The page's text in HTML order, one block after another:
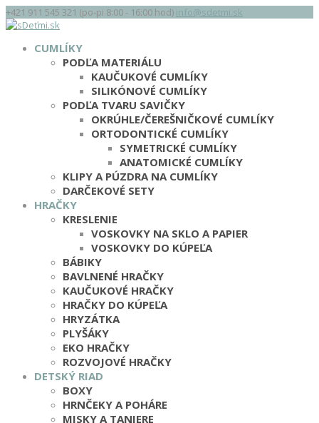
+421 911 545 321 (po-pi 8:00 - 16:00 hod) info@sdetmi.sk
CUMLÍKY
PODĽA MATERIÁLU
KAUČUKOVÉ CUMLÍKY
SILIKÓNOVÉ CUMLÍKY
PODĽA TVARU SAVIČKY
OKRÚHLE/ČEREŠNIČKOVÉ CUMLÍKY
ORTODONTICKÉ CUMLÍKY
SYMETRICKÉ CUMLÍKY
ANATOMICKÉ CUMLÍKY
KLIPY A PÚZDRA NA CUMLÍKY
DARČEKOVÉ SETY
HRAČKY
KRESLENIE
VOSKOVKY NA SKLO A PAPIER
VOSKOVKY DO KÚPEĽA
BÁBIKY
BAVLNENÉ HRAČKY
KAUČUKOVÉ HRAČKY
HRAČKY DO KÚPEĽA
HRYZÁTKA
PLYŠÁKY
EKO HRAČKY
ROZVOJOVÉ HRAČKY
DETSKÝ RIAD
BOXY
HRNČEKY A POHÁRE
MISKY A TANIERE